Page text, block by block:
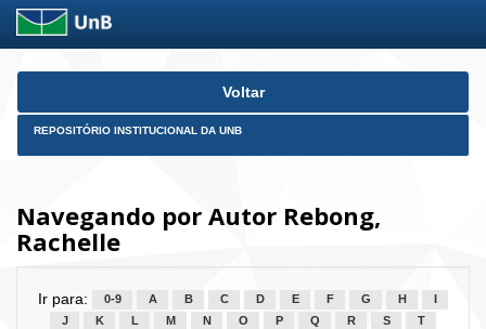
Skip
Voltar
REPOSITÓRIO INSTITUCIONAL DA UNB
Navegando por Autor Rebong,
Rachelle
Ir para: 0-9 A B C D E F G H
J
K L M N O P Q R S
T